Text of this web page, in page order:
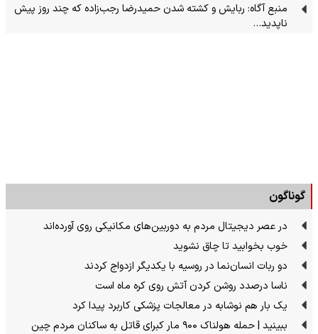
منبع آگاه: ربایش و کشته شدن حمیدرضا رجب‌زاده که چند روز پیش
ناپدید…
گوناگون
در عصر دیجیتال مردم به دوربین‌های مکانیکی روی آورده‌اند
خوب بخوابید تا چاق نشوید
دو ربات انسان‌نما در روسیه با یکدیگر ازدواج کردند
ناسا درصدد روشن کردن آتش روی کره ماه است
یک بار هم نوشابه در معالجات پزشکی کاربرد پیدا کرد
ببینید | حمله هولناک ۹۰۰ مار کبرای قاتل به ساکنان مردم چین